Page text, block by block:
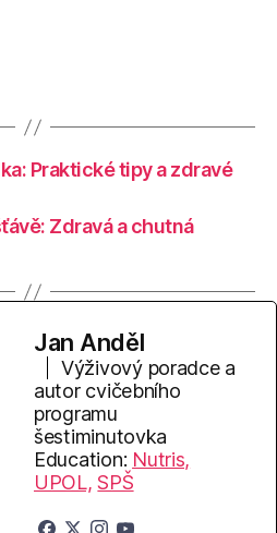
Praktické tipy a zdravé
Zdravá a chutná
Jan Anděl
Výživový poradce a
autor cvičebního
programu
šestiminutovka
Education: Nutris,
UPOL, SPŠ